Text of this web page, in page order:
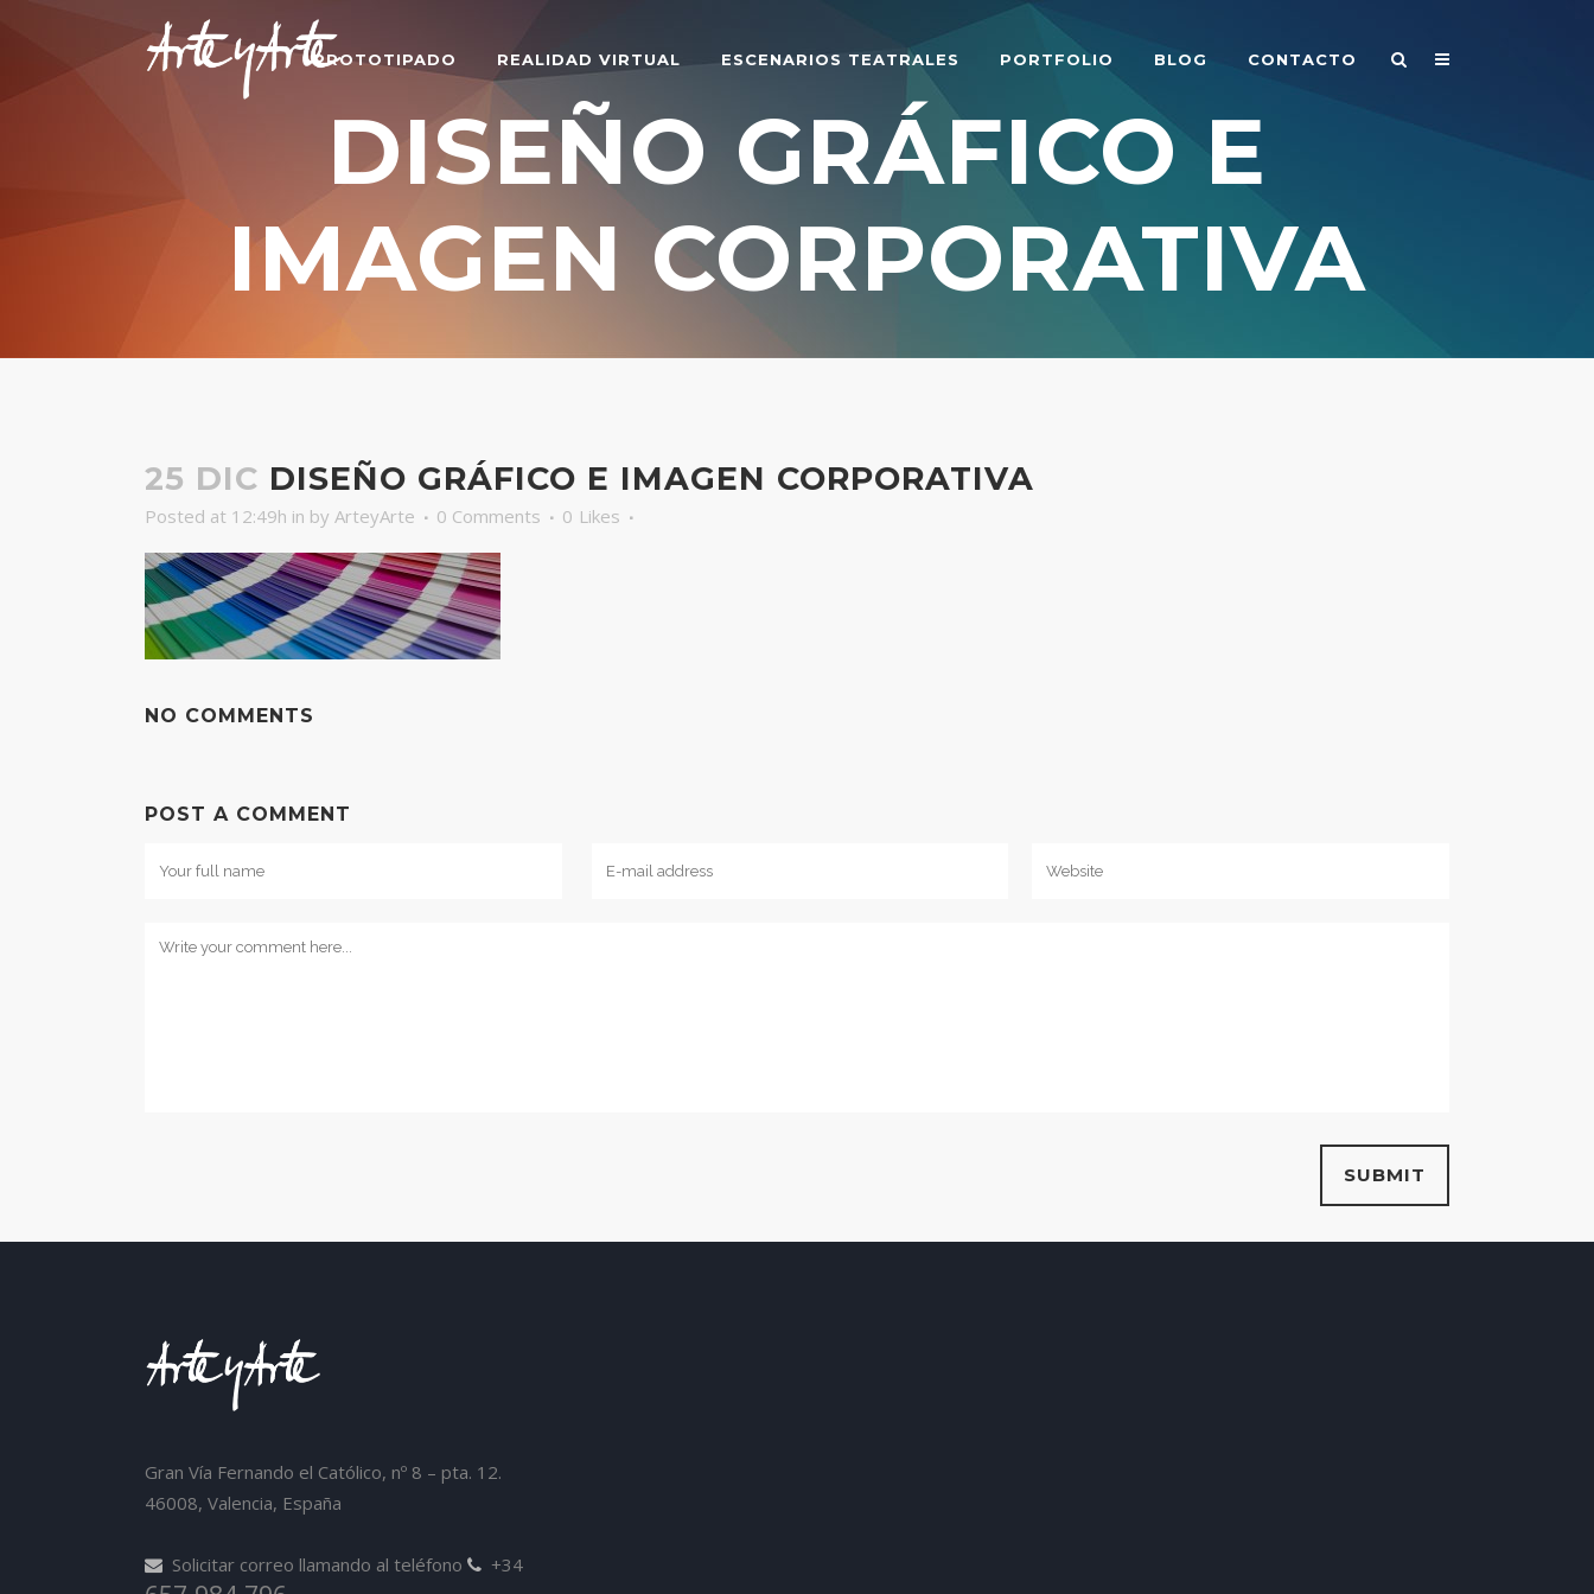
PROTOTIPADO REALIDAD VIRTUAL ESCENARIOS TEATRALES PORTFOLIO BLOG CONTACTO
DISEÑO GRÁFICO E
IMAGEN CORPORATIVA
25 DIC DISEÑO GRÁFICO E IMAGEN CORPORATIVA
Posted at 12:49h in by ArteyArte 0 Comments 0 Likes
NO COMMENTS
POST A COMMENT
Gran Vía Fernando el Católico, nº 8 – pta. 12.
46008, Valencia, España
Solicitar correo llamando al teléfono +34